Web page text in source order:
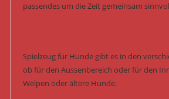
passendes um die Zeit gemeinsam
Spielzeug für Hunde gibt es in den
ob für den Aussenbereich oder für den
Welpen oder ältere Hunde.